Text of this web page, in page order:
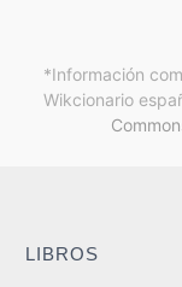
*Información
Wikcionario
LIBROS